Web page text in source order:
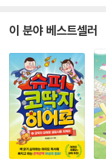
* 그림 일기장에서 가져온
《할머니 집에서》는 아이
니다. 아이들이 즐겨 쓰는
을 잔뜩 줘 봐야 자꾸만 빼
보기엔 정말 아이 솜씨가
그런데 가만 들여다보면, 그
실헤실 웃음을 베어 문 개
이 분야 베스트셀러